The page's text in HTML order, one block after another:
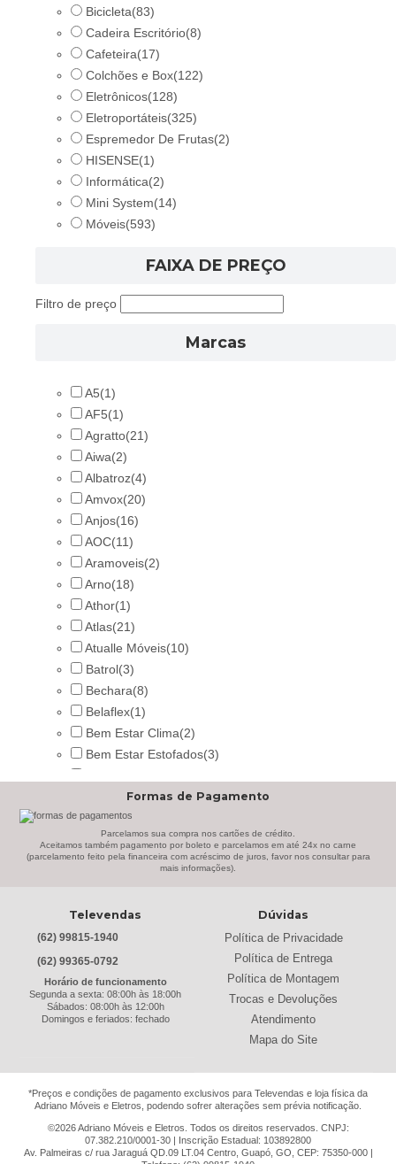
Bicicleta(83)
Cadeira Escritório(8)
Cafeteira(17)
Colchões e Box(122)
Eletrônicos(128)
Eletroportáteis(325)
Espremedor De Frutas(2)
HISENSE(1)
Informática(2)
Mini System(14)
Móveis(593)
FAIXA DE PREÇO
Filtro de preço
Marcas
A5(1)
AF5(1)
Agratto(21)
Aiwa(2)
Albatroz(4)
Amvox(20)
Anjos(16)
AOC(11)
Aramoveis(2)
Arno(18)
Athor(1)
Atlas(21)
Atualle Móveis(10)
Batrol (3)
Bechara(8)
Belaflex(1)
Bem Estar Clima(2)
Bem Estar Estofados(3)
Bertolini(2)
Best(9)
Black & Decker(13)
Braslar (6)
Canaã Moveis
Canaã Móveis(2)
Carioca Móveis
Chamalux(3)
Clarice(15)
Colibri(11)
Colli (53)
Formas de Pagamento
Parcelamos sua compra nos cartões de crédito.
Aceitamos também pagamento por boleto e parcelamos em até 24x no carne
(parcelamento feito pela financeira com acréscimo de juros, favor nos consultar para
mais informações).
Televendas
(62) 99815-1940
(62) 99365-0792
Horário de funcionamento
Segunda a sexta: 08:00h às 18:00h
Sábados: 08:00h às 12:00h
Domingos e feriados: fechado
Dúvidas
Política de Privacidade
Política de Entrega
Política de Montagem
Trocas e Devoluções
Atendimento
Mapa do Site
*Preços e condições de pagamento exclusivos para Televendas e loja física da
Adriano Móveis e Eletros, podendo sofrer alterações sem prévia notificação.
©2026 Adriano Móveis e Eletros. Todos os direitos reservados. CNPJ:
07.382.210/0001-30 | Inscrição Estadual: 103892800
Av. Palmeiras c/ rua Jaraguá QD.09 LT.04 Centro, Guapó, GO, CEP: 75350-000 |